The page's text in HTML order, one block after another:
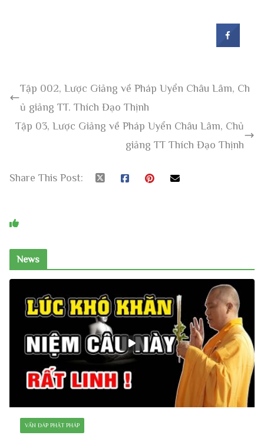
Tập 002, Lược Giảng về Pháp Uyển Châu Lâm, Ch
ủ giảng TT. Thích Đạo Thịnh
Tập 03, Lược Giảng về Pháp Uyển Châu Lâm, Chủ
giảng TT Thích Đạo Thịnh
Share This Post:
News
VẤN ĐÁP PHẬT PHÁP